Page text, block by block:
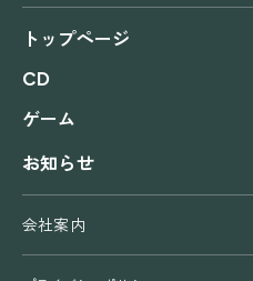
トップページ
CD
ゲーム
お知らせ
会社案内